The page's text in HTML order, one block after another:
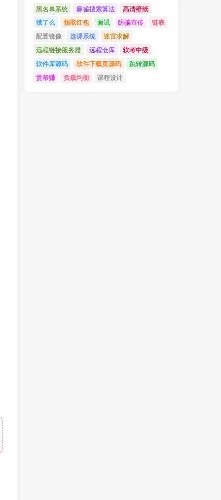
黑名单系统 麻雀搜索算法
高清壁纸
饿了么
领取红包 面试 防骗宣传
链表
配置镜像
选课系统
迷宫求解
远程链接服务器
远程仓库
软考中级
软件库源码
软件下载页源码
跳转源码
赏帮赚
负载均衡 课程设计